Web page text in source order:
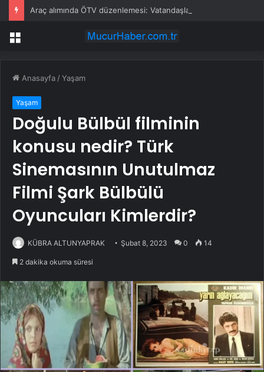
Menü
Anasayfa /Yaşam
Yaşam
Doğulu Bülbül filminin
konusu nedir? Türk
Sinemasının Unutulmaz
Filmi Şark Bülbülü
Oyuncuları Kimlerdir?
KÜBRA ALTUNYAPRAK Şubat 8, 2023 0 14
2 dakika okuma süresi